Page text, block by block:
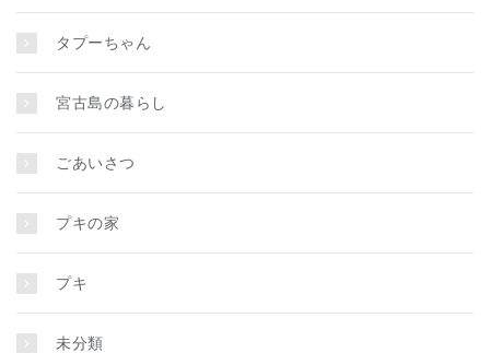
タプーちゃん
宮古島の暮らし
ごあいさつ
プキの家
プキ
未分類